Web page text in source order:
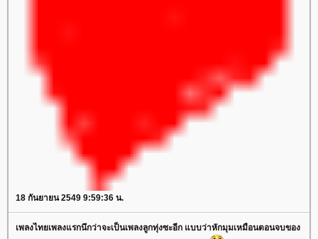
18 กันยายน 2549 9:59:36 น.
เพลงไทยเพลงแรกนึกว่าจะเป็นเพลงลูกทุ่งซะอีก แบบว่าหักมุมเหมือนตอนจบของ